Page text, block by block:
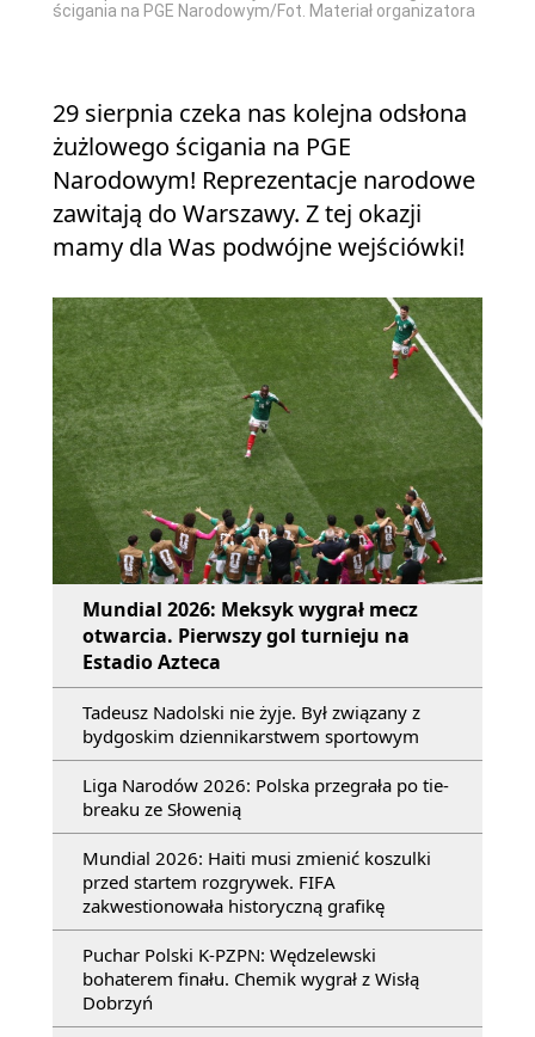
ścigania na PGE Narodowym/Fot. Materiał organizatora
29 sierpnia czeka nas kolejna odsłona
żużlowego ścigania na PGE
Narodowym! Reprezentacje narodowe
zawitają do Warszawy. Z tej okazji
mamy dla Was podwójne wejściówki!
Mundial 2026: Meksyk wygrał mecz
otwarcia. Pierwszy gol turnieju na
Estadio Azteca
Tadeusz Nadolski nie żyje. Był związany z
bydgoskim dziennikarstwem sportowym
Liga Narodów 2026: Polska przegrała po tie-
breaku ze Słowenią
Mundial 2026: Haiti musi zmienić koszulki
przed startem rozgrywek. FIFA
zakwestionowała historyczną grafikę
Puchar Polski K-PZPN: Wędzelewski
bohaterem finału. Chemik wygrał z Wisłą
Dobrzyń